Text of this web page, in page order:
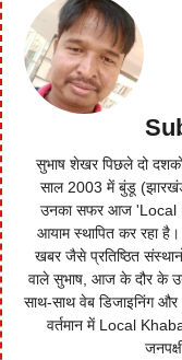
सुभाष शेखर पिछले दो
साल 2003 में बुंडू
उनका सफर आज 'Local
आयाम स्थापित कर रहा है।
खबर जैसे प्रतिष्ठित
वाले सुभाष, आज के दौर के
साथ-साथ वेब डिजाइनिंग
वर्तमान में Local